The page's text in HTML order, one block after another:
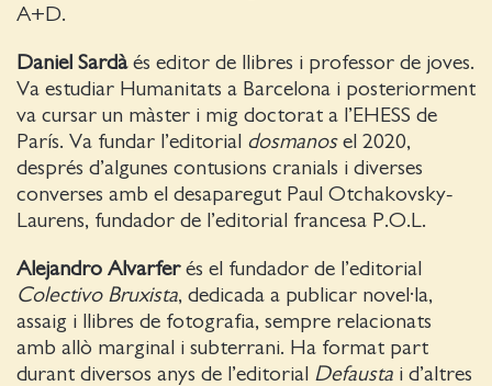
A+D.
Daniel Sardàés editor de llibres i professor de joves.
Va estudiar Humanitats a Barcelona i posteriorment
va cursar un màster i mig doctorat a l’EHESS de
París. Va fundar l’editorial dosmanosel 2020,
després d’algunes contusions cranials i diverses
converses amb el desaparegut Paul Otchakovsky-
Laurens, fundador de l’editorial francesa P.O.L.
Alejandro Alvarferés el fundador de l’editorial
Colectivo Bruxista, dedicada a publicar novel·la,
assaig i llibres de fotografia, sempre relacionats
amb allò marginal i subterrani. Ha format part
durant diversos anys de l’editorial Defausta i d’altres